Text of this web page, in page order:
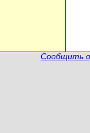
Сообщить о